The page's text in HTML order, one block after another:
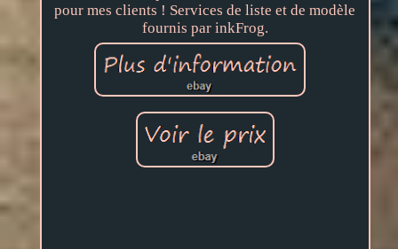
pour mes clients ! Services de liste et de modèle
fournis par inkFrog.